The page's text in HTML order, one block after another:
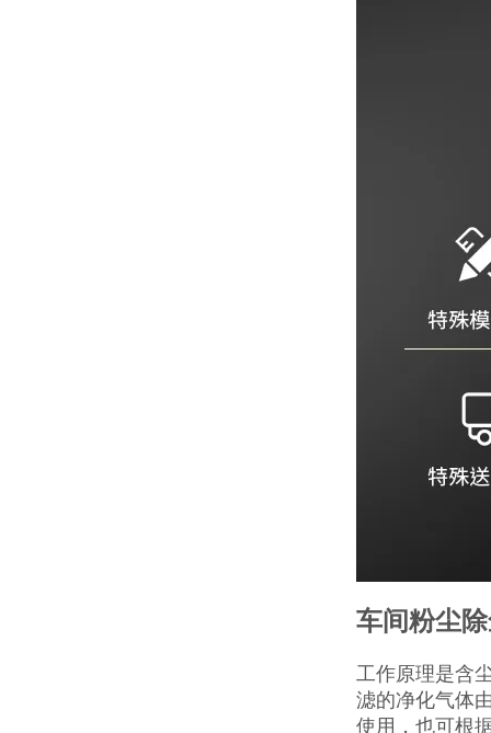
车间粉尘
工作原理是含
滤的净化气体
使用，也可根